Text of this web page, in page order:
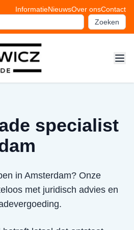
InformatieNieuwsOver onsContact
Zoeken
specialist
in Amsterdam? Onze
met juridisch advies en